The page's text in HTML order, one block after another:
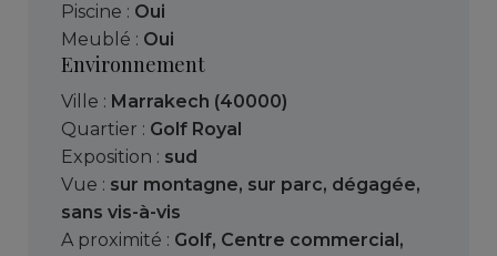
Piscine : Oui
Meublé : Oui
Environnement
Ville : Marrakech (40000)
Quartier : Golf Royal
Exposition : sud
Vue : sur montagne, sur parc, dégagée,
sans vis-à-vis
A proximité : Golf, Centre commercial ,